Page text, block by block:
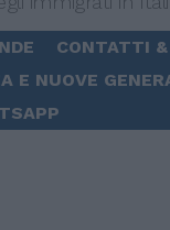
CONTATTI
E NUOVE